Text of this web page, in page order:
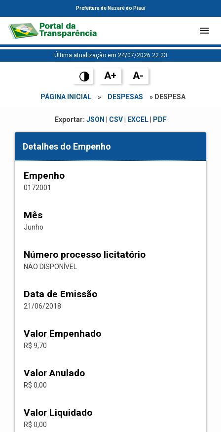
Prefeitura de Nazaré do Piauí
Última atualização em 24/07/2026 22:23
A+ A-
PÁGINA INICIAL » DESPESAS » DESPESA
Exportar: JSON CSV| EXCEL| PDF
Detalhes do Empenho
Empenho
0172001
Mês
Junho
Número processo licitatório
NÃO DISPONÍVEL
Data de Emissão
21/06/2018
Valor Empenhado
R$ 9,70
Valor Anulado
R$ 0,00
Valor Liquidado
R$ 0,00